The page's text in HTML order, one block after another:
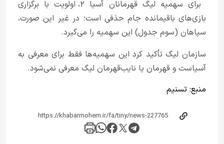
برای سهمیه لیگ قهرمانان آسیا ۲، اولویت با برگزاری
بازی‌های باقیمانده جام حذفی است؛ در غیر این صورت،
سپاهان (سوم جدول) این سهمیه را می‌گیرد.
سازمان لیگ تأکید کرد این سهمیه‌ها فقط برای معرفی به
آسیاست و قهرمان یا نایب‌قهرمان لیگ معرفی نمی‌شود.
منبع: تسنیم